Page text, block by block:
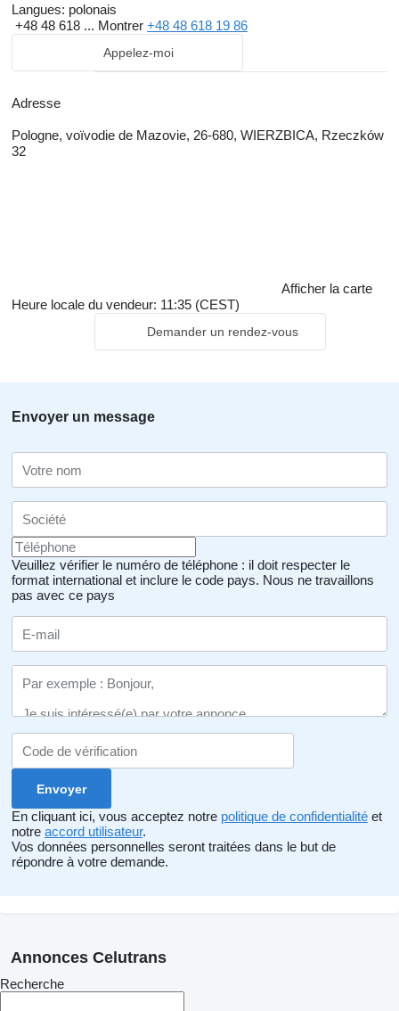
Langues: polonais
+48 48 618 ... Montrer +48 48 618 19 86
Appelez-moi
Adresse
Pologne, voïvodie de Mazovie, 26-680, WIERZBICA, Rzeczków
32
Afficher la carte
Heure locale du vendeur: 11:35 (CEST)
Demander un rendez-vous
Envoyer un message
Veuillez vérifier le numéro de téléphone : il doit respecter le
format international et inclure le code pays. Nous ne travaillons
pas avec ce pays
En cliquant ici, vous acceptez notre politique de confidentialité et
notre accord utilisateur.
Vos données personnelles seront traitées dans le but de
répondre à votre demande.
Annonces Celutrans
Recherche